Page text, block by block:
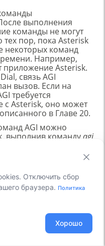
выполнения
команды не могут
пор, пока Asterisk
некоторых команд
Например,
приложение Asterisk.
связь AGI
вызов. Если на
требуется
с Asterisk, оно может
в Главе 20.
AGI можно
выполнив командуagi
информацию о
синтаксическую
ожидаемых
agi showcommands
увидеть
команды AGI
Отключить сбор
браузера. Политика
Хорошо